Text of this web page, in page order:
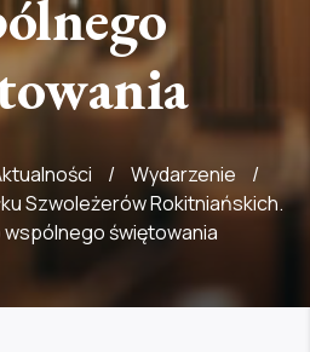
/ Wydarzenie
/
Szwoleżerów Rokitniańskich.
świętowania